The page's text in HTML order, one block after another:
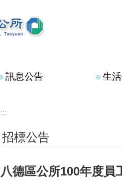
訊息公告 生
:::
招標公告
八德區公所100年度員